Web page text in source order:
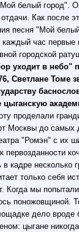
белый город".
Как после
песня "Мой
час первые
городской
уходит в
Светлане Томе
проделали
Москвы до самых
"Ромэн" с их
в кадре
только себя
Когда мы
поножовщиной.
дело
цыгане